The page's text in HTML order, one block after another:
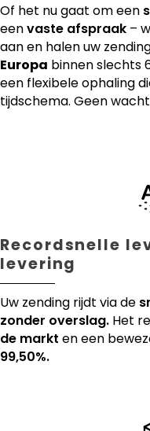
Of het nu gaat om een
eenvaste afspraak –
aan en halen uw
Europa binnen slechts
een flexibele ophaling
tijdschema. Geen
Recordsnelle
levering
Uw zending rijdt via de
zonder overslag. Het
de markt en een
99,50%.